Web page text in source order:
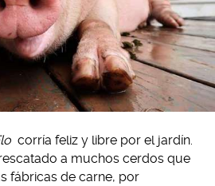
corría feliz y libre por el jardín.
a muchos cerdos que
fábricas de carne, por